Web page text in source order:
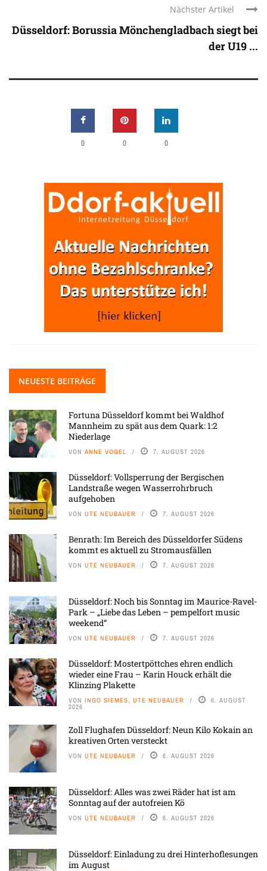
Nächster Artikel
Düsseldorf: Borussia Mönchengladbach siegt bei
der U19 ...
0 0 0
NEUESTE BEITRÄGE
Fortuna Düsseldorf kommt bei Waldhof
Mannheim zu spät aus dem Quark: 1:2
Niederlage
VON ANNE VOGEL 7. AUGUST 2026
Düsseldorf: Vollsperrung der Bergischen
Landstraße wegen Wasserrohrbruch
aufgehoben
VON UTE NEUBAUER 7. AUGUST 2026
Benrath: Im Bereich des Düsseldorfer Südens
kommt es aktuell zu Stromausfällen
VON UTE NEUBAUER 7. AUGUST 2026
Düsseldorf: Noch bis Sonntag im Maurice-Ravel-
Park – „Liebe das Leben – pempelfort music
weekend“
VON UTE NEUBAUER 7. AUGUST 2026
Düsseldorf: Mostertpöttches ehren endlich
wieder eine Frau – Karin Houck erhält die
Klinzing Plakette
VON INGO SIEMES, UTE NEUBAUER 6. AUGUST
2026
Zoll Flughafen Düsseldorf: Neun Kilo Kokain an
kreativen Orten versteckt
VON UTE NEUBAUER 6. AUGUST 2026
Düsseldorf: Alles was zwei Räder hat ist am
Sonntag auf der autofreien Kö
VON UTE NEUBAUER 6. AUGUST 2026
Düsseldorf: Einladung zu drei Hinterhoflesungen
im August